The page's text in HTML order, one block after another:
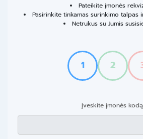
Pateikite įmonės
Pasirinkite tinkamas surinkimo talpas
Netrukus su Jumis
1 2
Įveskite įmonės